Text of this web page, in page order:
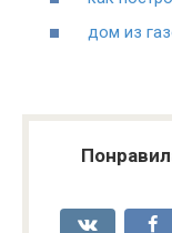
дом из